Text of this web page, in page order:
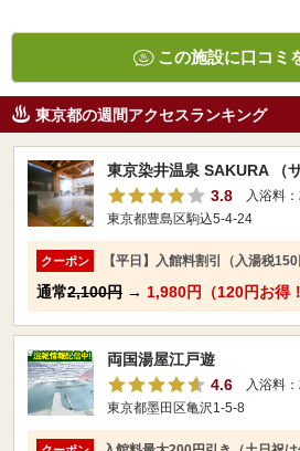
この施設に口コミ
東京都の週間アクセスランキング
東京染井温泉 SAKURA （サ
3.8
入浴料：
東京都豊島区駒込5-4-24
クーポン 【平日】入館料割引（入湯税150
通常2,100円 → 1,980円（120円お得
両国湯屋江戸遊
4.6
入浴料：
東京都墨田区亀沢1-5-8